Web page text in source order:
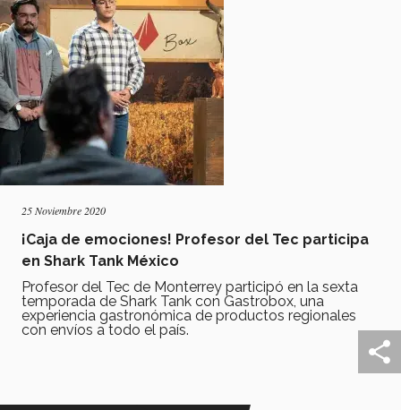
25 Noviembre 2020
¡Caja de emociones! Profesor del Tec participa
en Shark Tank México
Profesor del Tec de Monterrey participó en la sexta
temporada de Shark Tank con Gastrobox, una
experiencia gastronómica de productos regionales
con envíos a todo el país.